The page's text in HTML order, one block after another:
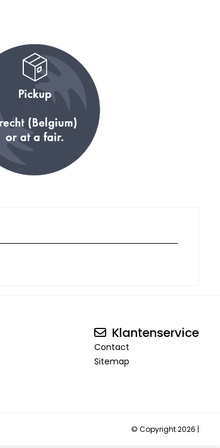
Klantenservice
Contact
Sitemap
© Copyright 2026 |